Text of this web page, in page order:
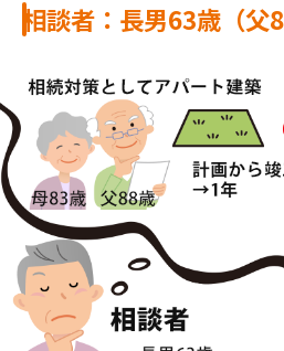
相談者：長男63歳（父